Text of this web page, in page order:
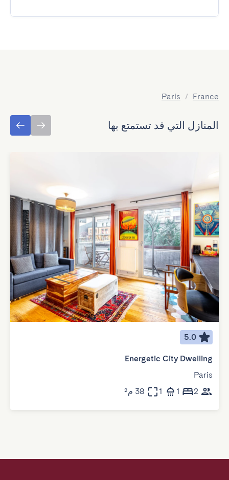
France
/
Paris
المنازل التي قد تستمتع بها
5.0
Energetic City Dwelling
Paris
2
1
1 38 م²